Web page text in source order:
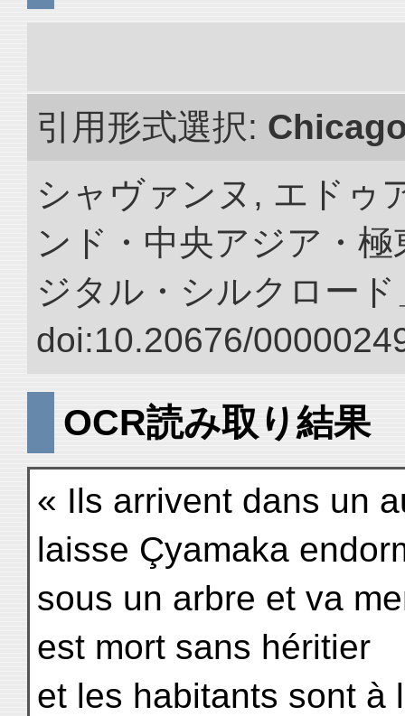
引用形式選択:
シャヴァンヌ, エドゥ
ンド・中央アジア・
ジタル・シルクロー
doi:10.20676/
OCR読み取り結果
« Ils arrivent dans un
laisse Çyamaka
sous un arbre et va
est mort sans héritier
et les habitants sont à